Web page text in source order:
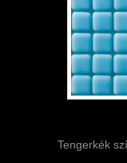
Tengerkék